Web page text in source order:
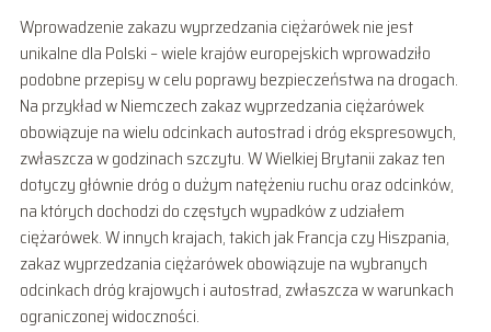
Wprowadzenie zakazu wyprzedzania ciężarówek nie jest
unikalne dla Polski – wiele krajów europejskich wprowadziło
podobne przepisy w celu poprawy bezpieczeństwa na drogach.
Na przykład w Niemczech zakaz wyprzedzania ciężarówek
obowiązuje na wielu odcinkach autostrad i dróg ekspresowych,
zwłaszcza w godzinach szczytu. W Wielkiej Brytanii zakaz ten
dotyczy głównie dróg o dużym natężeniu ruchu oraz odcinków,
na których dochodzi do częstych wypadków z udziałem
ciężarówek. W innych krajach, takich jak Francja czy Hiszpania,
zakaz wyprzedzania ciężarówek obowiązuje na wybranych
odcinkach dróg krajowych i autostrad, zwłaszcza w warunkach
ograniczonej widoczności.